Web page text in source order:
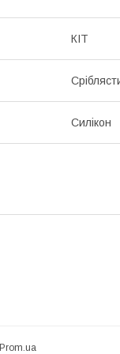
КІТ
Силікон
Prom.ua